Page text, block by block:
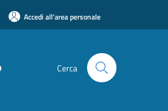
Accedi all'area personale
Cerca